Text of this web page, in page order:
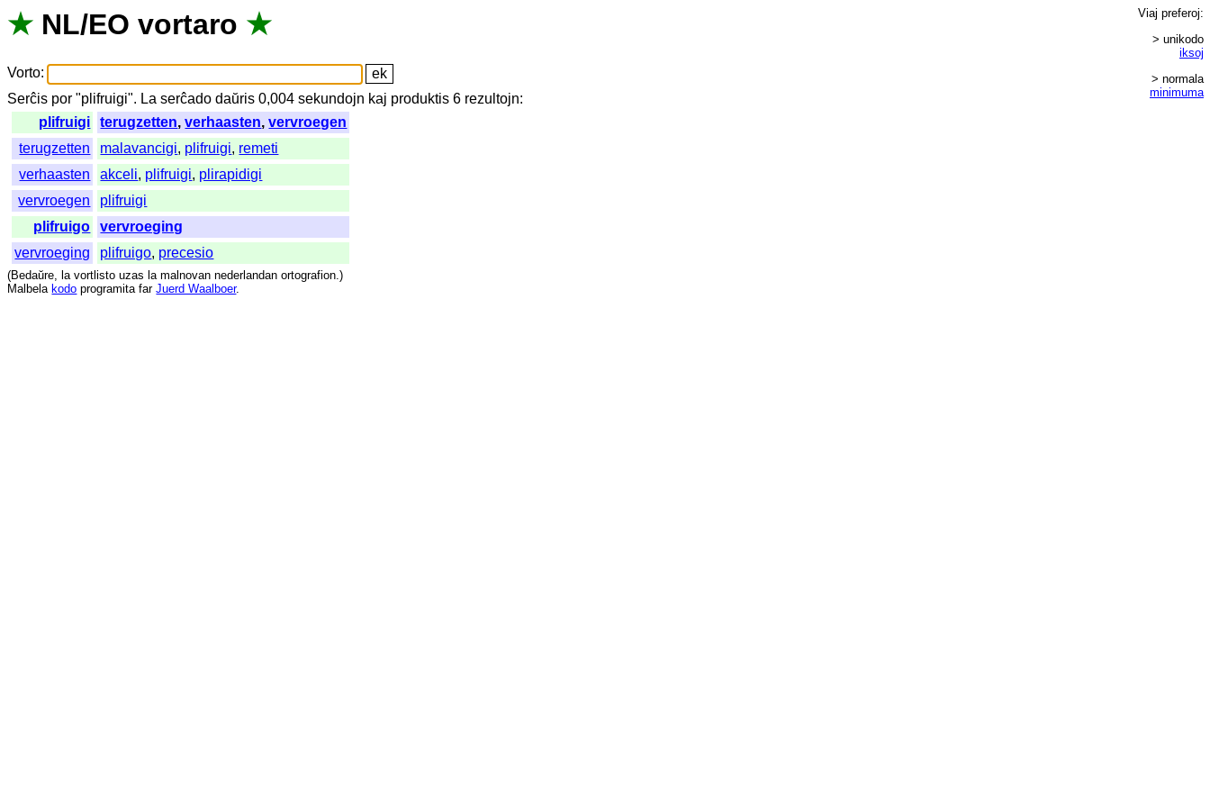
★ NL/EO vortaro ★
Vorto:
Serĉis por "plifruigi". La serĉado daŭris 0,004sekundojn kaj produktis 6 rezultojn:
plifruigi
terugzetten,verhaasten,vervroegen
terugzetten
malavancigi, plifruigi, remeti
verhaasten
akceli, plifruigi, plirapidigi
vervroegen
plifruigi
plifruigo
vervroeging
vervroeging
plifruigo, precesio
Viaj preferoj:
> unikodo
iksoj
> normala
minimuma
(Bedaŭre, la vortlisto uzas la malnovan nederlandan ortografion.)
Malbela kodo programita far Juerd Waalboer.